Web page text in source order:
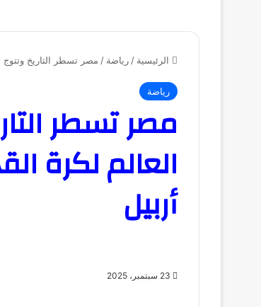
الرئيسية / رياضة / مصر تسطر التاريخ
رياضة
مصر تسطر
العالم لكرة
أربيل
23 سبتمبر، 2025